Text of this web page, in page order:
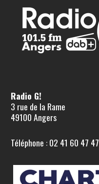
Radio G!
3 rue de la Rame
49100 Angers
Téléphone : 02 41 60 47 47